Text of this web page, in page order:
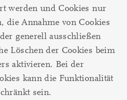
werden und Cookies nur
die Annahme von Cookies
generell ausschließen
Löschen der Cookies beim
aktivieren. Bei der
kann die Funktionalität
sein.